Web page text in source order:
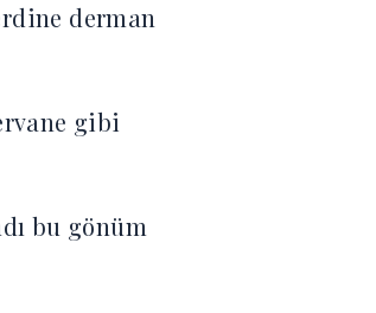
derman
gibi
bu gönüm